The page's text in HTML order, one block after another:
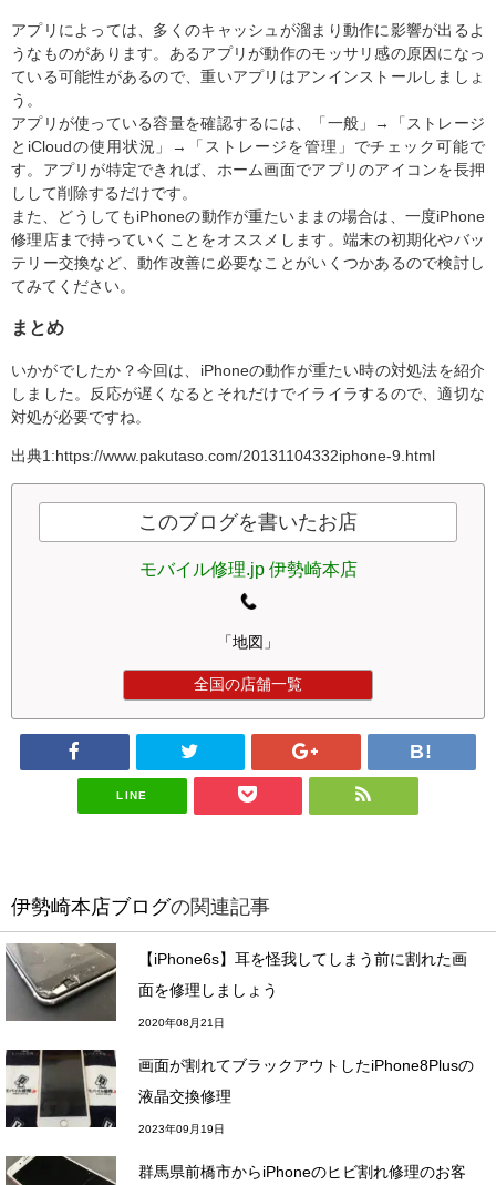
アプリによっては、多くのキャッシュが溜まり動作に影響が出るよ
うなものがあります。あるアプリが動作のモッサリ感の原因になっ
ている可能性があるので、重いアプリはアンインストールしましょ
う。
アプリが使っている容量を確認するには、「一般」→「ストレージ
とiCloudの使用状況」→「ストレージを管理」でチェック可能で
す。アプリが特定できれば、ホーム画面でアプリのアイコンを長押
しして削除するだけです。
また、どうしてもiPhoneの動作が重たいままの場合は、一度iPhone
修理店まで持っていくことをオススメします。端末の初期化やバッ
テリー交換など、動作改善に必要なことがいくつかあるので検討し
てみてください。
まとめ
いかがでしたか？今回は、iPhoneの動作が重たい時の対処法を紹介
しました。反応が遅くなるとそれだけでイライラするので、適切な
対処が必要ですね。
出典1:https://www.pakutaso.com/20131104332iphone-9.html
このブログを書いたお店
モバイル修理.jp 伊勢崎本店
「地図」
全国の店舗一覧
LINE
伊勢崎本店ブログの関連記事
【iPhone6s】耳を怪我してしまう前に割れた画
面を修理しましょう
2020年08月21日
画面が割れてブラックアウトしたiPhone8Plusの
液晶交換修理
2023年09月19日
群馬県前橋市からiPhoneのヒビ割れ修理のお客